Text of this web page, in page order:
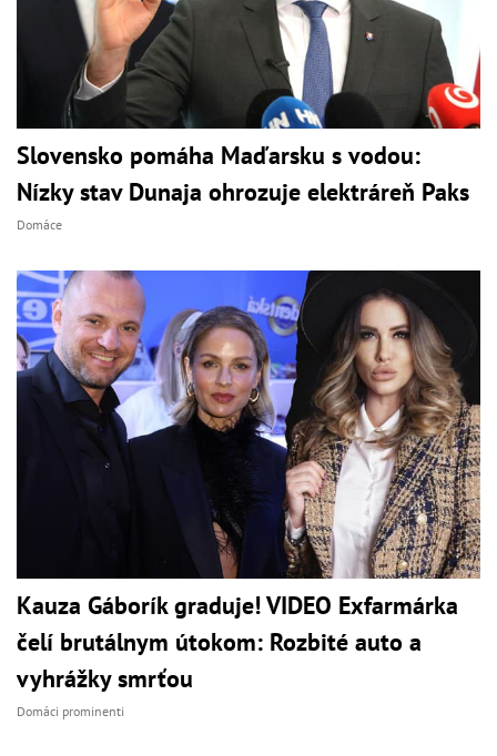
Slovensko pomáha Maďarsku s vodou:
Nízky stav Dunaja ohrozuje elektráreň Paks
Domáce
Kauza Gáborík graduje! VIDEO Exfarmárka
čelí brutálnym útokom: Rozbité auto a
vyhrážky smrťou
Domáci prominenti